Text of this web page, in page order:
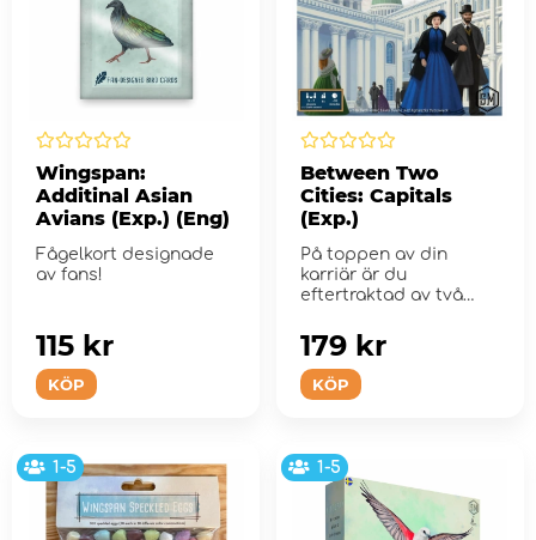
Wingspan:
Additinal Asian
Avians (Exp.) (Eng)
Fågelkort designade
av fans!
KÖP
115 kr
Between Two
Cities: Capitals
(Exp.)
På toppen av din
karriär är du
eftertraktad av två
KÖP
179 kr
1-5 1-5